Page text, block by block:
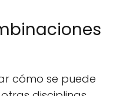
cómo se puede